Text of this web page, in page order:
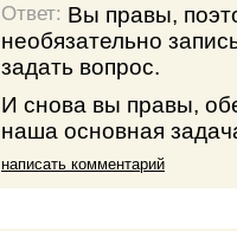
Ответ: Вы правы,
необязательно
задать вопрос.
И снова вы правы,
наша основная
написать комментарий